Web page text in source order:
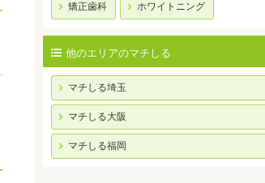
矯正歯科 ホワイトニング
他のエリアのマチしる
マチしる埼玉
マチしる大阪
マチしる福岡